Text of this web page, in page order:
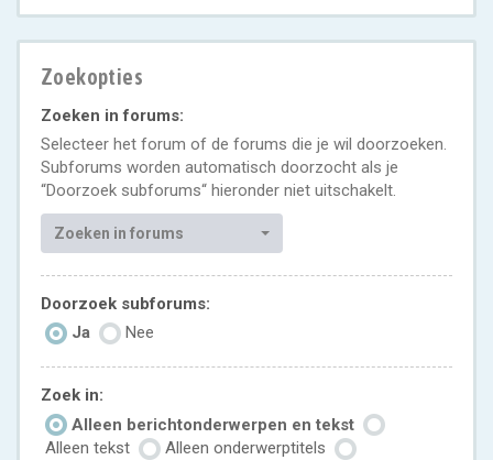
Zoekopties
Zoeken in forums:
Selecteer het forum of de forums die je wil doorzoeken.
Subforums worden automatisch doorzocht als je
“Doorzoek subforums“ hieronder niet uitschakelt.
Zoeken in forums
Doorzoek subforums:
Ja
Nee
Zoek in:
Alleen berichtonderwerpen en tekst
Alleen tekst
Alleen onderwerptitels